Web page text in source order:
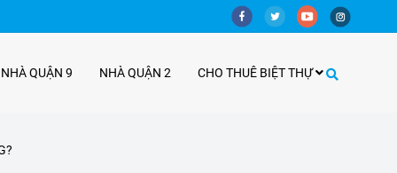
QUẬN 9 NHÀ QUẬN 2 CHO THUÊ BIỆT THỰ